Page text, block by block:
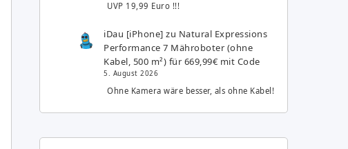
UVP 19,99 Euro !!!
iDau [iPhone] zu Natural Expressions
Performance 7 Mähroboter (ohne
Kabel, 500 m²) für 669,99€ mit Code
5. August 2026
Ohne Kamera wäre besser, als ohne Kabel!